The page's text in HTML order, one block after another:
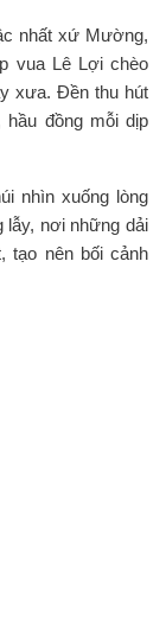
nhất xứ Mường,
vua Lê Lợi chèo
xưa. Đền thu hút
đồng mỗi dịp
nhìn xuống lòng
lẫy, nơi những dải
tạo nên bối cảnh